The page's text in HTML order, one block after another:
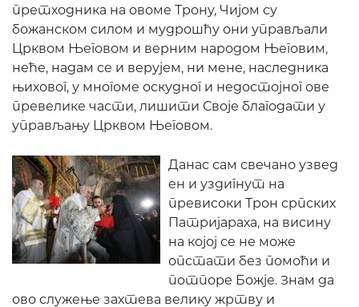
претходника на овоме Трону, Чијом су
божанском силом и мудрошћу они управљали
Црквом Његовом и верним народом Његовим,
неће, надам се и верујем, ни мене, наследника
њиховог, у многоме оскудног и недостојног ове
превелике части, лишити Своје благодати у
управљању Црквом Његовом.
Данас сам свечано узвед
ен и уздигнут на
превисоки Трон српских
Патријараха, на висину
на којој се не може
опстати без помоћи и
потпоре Божје. Знам да
ово служење захтева велику жртву и